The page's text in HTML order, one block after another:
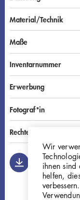
Material/Technik
Maße
Inventarnummer
Erwerbung
Fotograf*in
Rechte
Wir
ihnen sind
helfen,